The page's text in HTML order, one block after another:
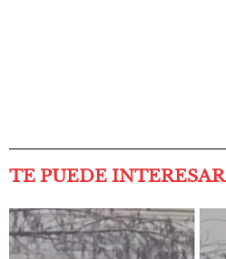
TE PUEDE INTERESAR